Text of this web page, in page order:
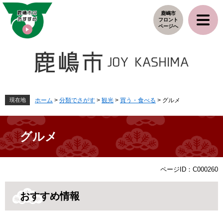
ペ
メ
鹿嶋市
フロント
ページへ
現在地 ホーム > 分類でさがす > 観光 > 買う・食べる > グルメ
グルメ
文
ページID：C000260
おすすめ情報